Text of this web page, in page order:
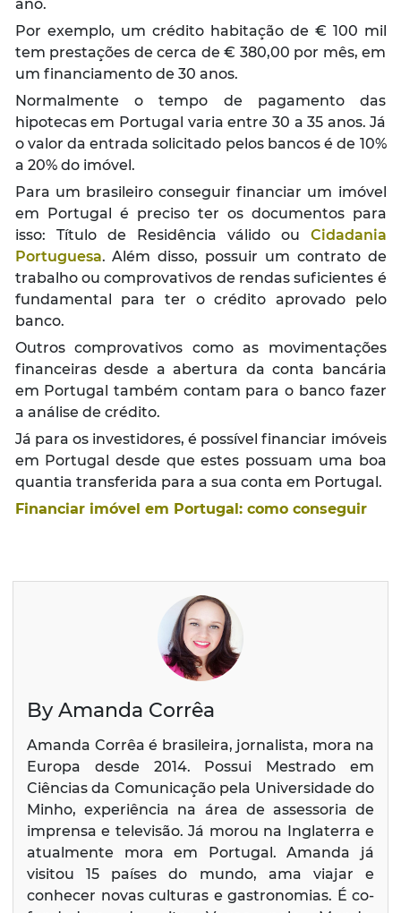
ano.
Por exemplo, um crédito habitação de € 100 mil
tem prestações de cerca de € 380,00 por mês, em
um financiamento de 30 anos.
Normalmente o tempo de pagamento das
hipotecas em Portugal varia entre 30 a 35 anos. Já
o valor da entrada solicitado pelos bancos é de 10%
a 20% do imóvel.
Para um brasileiro conseguir financiar um imóvel
em Portugal é preciso ter os documentos para
isso: Título de Residência válido ou
Cidadania
Portuguesa. Além disso, possuir um contrato de
trabalho ou comprovativos de rendas suficientes é
fundamental para ter o crédito aprovado pelo
banco.
Outros comprovativos como as movimentações
financeiras desde a abertura da conta bancária
em Portugal também contam para o banco fazer
a análise de crédito.
Já para os investidores, é possível financiar imóveis
em Portugal desde que estes possuam uma boa
quantia transferida para a sua conta em Portugal.
Financiar imóvel em Portugal: como conseguir
By Amanda Corrêa
Amanda Corrêa é brasileira, jornalista, mora na
Europa desde 2014. Possui Mestrado em
Ciências da Comunicação pela Universidade do
Minho, experiência na área de assessoria de
imprensa e televisão. Já morou na Inglaterra e
atualmente mora em Portugal. Amanda já
visitou 15 países do mundo, ama viajar e
conhecer novas culturas e gastronomias. É co-